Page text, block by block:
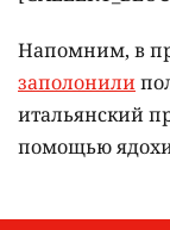
Напомним, в
заполонили
итальянский
помощью